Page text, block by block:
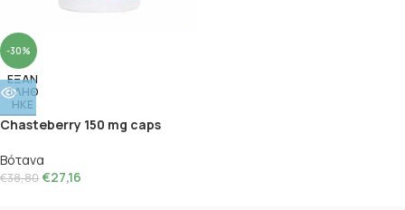
-30%
ΕΞΑΝ
ΤΛΗΘ
ΗΚΕ
Chasteberry 150 mg caps
Βότανα
€38,80 €27,16